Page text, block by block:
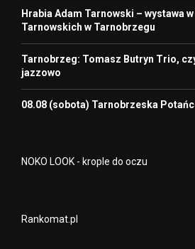
Hrabia Adam Tarnowski – wystawa
Tarnowskich w Tarnobrzegu
Tarnobrzeg: Tomasz Butryn Trio,
jazzowo
08.08 (sobota) Tarnobrzeska
NOKO LOOK - krople do oczu
Rankomat.pl